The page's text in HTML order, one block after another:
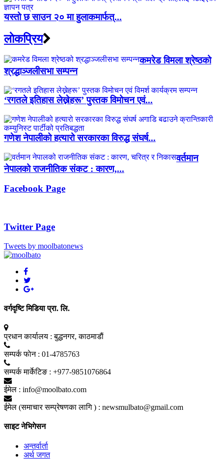
यस्तो छ साउन २० मा हुलाकमार्फत्...
लाेकप्रिय
कमरेड विमला श्रेष्ठको
श्रद्धाञ्जलीसभा सम्पन्न
‘रगतले इतिहास लेख्नेहरू’ पुस्तक विमोचन एवं...
गणेश नेपालीको हत्यारो सरकारका विरुद्ध संघर्ष...
वर्तमान
नेपालको राजनीतिक संकट : कारण,...
Facebook Page
Twitter Page
Tweets by moolbatonews
वर्गदृष्टि मिडिया प्रा. लि.
प्रधान कार्यालय : बुद्धनगर, काठमाडाैं
सम्पर्क फाेन : 01-4785763
सम्पर्क मार्केटिङ : +977-9851076864
ईमेल : info@moolbato.com
ईमेल (समाचार सम्प्रेषणका लागि ) : newsmulbato@gmail.com
साइट नेभिगेसन
अन्तर्वार्ता
अर्थ जगत